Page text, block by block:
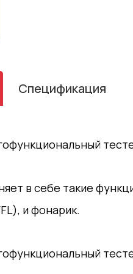
Спецификация
в себе такие
и фонарик.